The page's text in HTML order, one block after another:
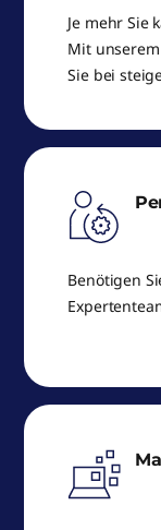
Je mehr Sie
Mit
Sie bei
Benötigen